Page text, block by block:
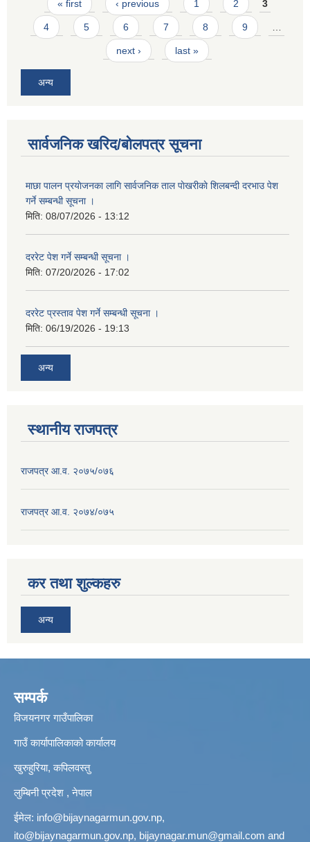
« first ‹ previous 1 2 3
4 5 6 7 8 9
next › last »
अन्य
सार्वजनिक खरिद/बोलपत्र सूचना
माछा पालन प्रयाेजनका लागि सार्वजनिक ताल पाेखरीकाे शिलबन्दी दरभाउ पेश
गर्ने सम्बन्धी सूचना ।
मिति: 08/07/2026 - 13:12
दररेट पेश गर्ने सम्बन्धी सूचना ।
मिति: 07/20/2026 - 17:02
दररेट प्रस्ताव पेश गर्ने सम्बन्धी सूचना ।
मिति: 06/19/2026 - 19:13
अन्य
स्थानीय राजपत्र
राजपत्र आ.व. २०७५/०७६
राजपत्र आ.व. २०७४/०७५
कर तथा शुल्कहरु
अन्य
सम्पर्क
विजयनगर गाउँपालिका
गाउँ कार्यापालिकाको कार्यालय
खुरुहुरिया, कपिलवस्तु
लुम्बिनी प्रदेश , नेपाल
ईमेल: info@bijaynagarmun.gov.np,
ito@bijaynagarmun.gov.np, bijaynagar.mun@gmail.com and